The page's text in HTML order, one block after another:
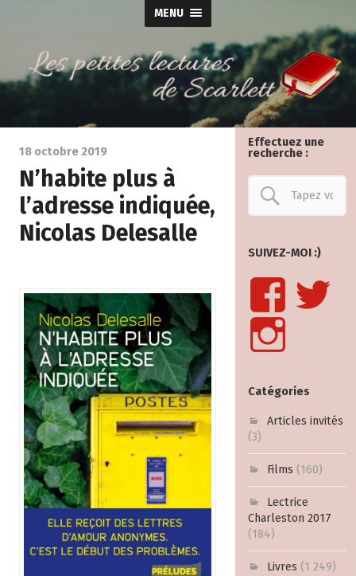
MENU
Effectuez une
recherche :
SUIVEZ-MOI :)
Catégories
Articles invités
(3)
Films (160)
Lectrice
Charleston 2017
(184)
Livres (1 249)
18 octobre 2019
N’habite plus à
l’adresse indiquée,
Nicolas Delesalle